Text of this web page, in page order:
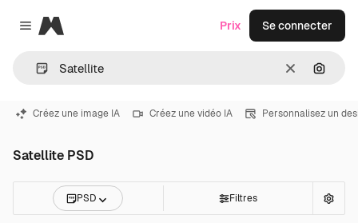
Close menu
Magnific
Effacer
Prix Se connecter
Créez une image IA Créez une vidéo IA Personnalisez un
Satellite PSD
PSD Filtres